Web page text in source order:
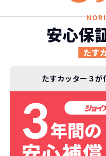
ジョイカルジャパ
日本全国・世界中
ノウハウを集約す
価設定」を実現し
また特定の車両に
格設定が可能とな
ライフスタイルに
できます。急な引
えるなど。その時
た車を選べるって
か？
これらの費用がコ
継続的に
コ
安心保
たす
たすカッター３が